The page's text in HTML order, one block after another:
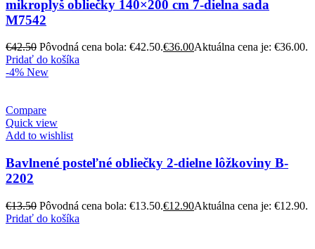
mikroplyš obliečky 140×200 cm 7-dielna sada
M7542
€42.50 Pôvodná cena bola: €42.50.€36.00Aktuálna cena je: €36.00.
Pridať do košíka
-4% New
Compare
Quick view
Add to wishlist
Bavlnené posteľné obliečky 2-dielne lôžkoviny B-
2202
€13.50 Pôvodná cena bola: €13.50.€12.90Aktuálna cena je: €12.90.
Pridať do košíka